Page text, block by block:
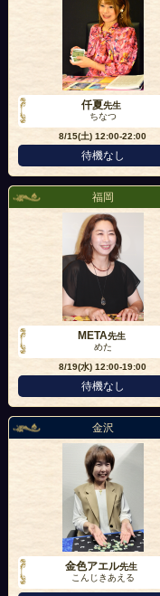
仟夏先生
ちなつ
8/15(土)12:00-22:00
待機なし
福岡
META先生
めた
8/19(水)12:00-19:00
待機なし
金沢
金色アエル先生
こんじきあえる